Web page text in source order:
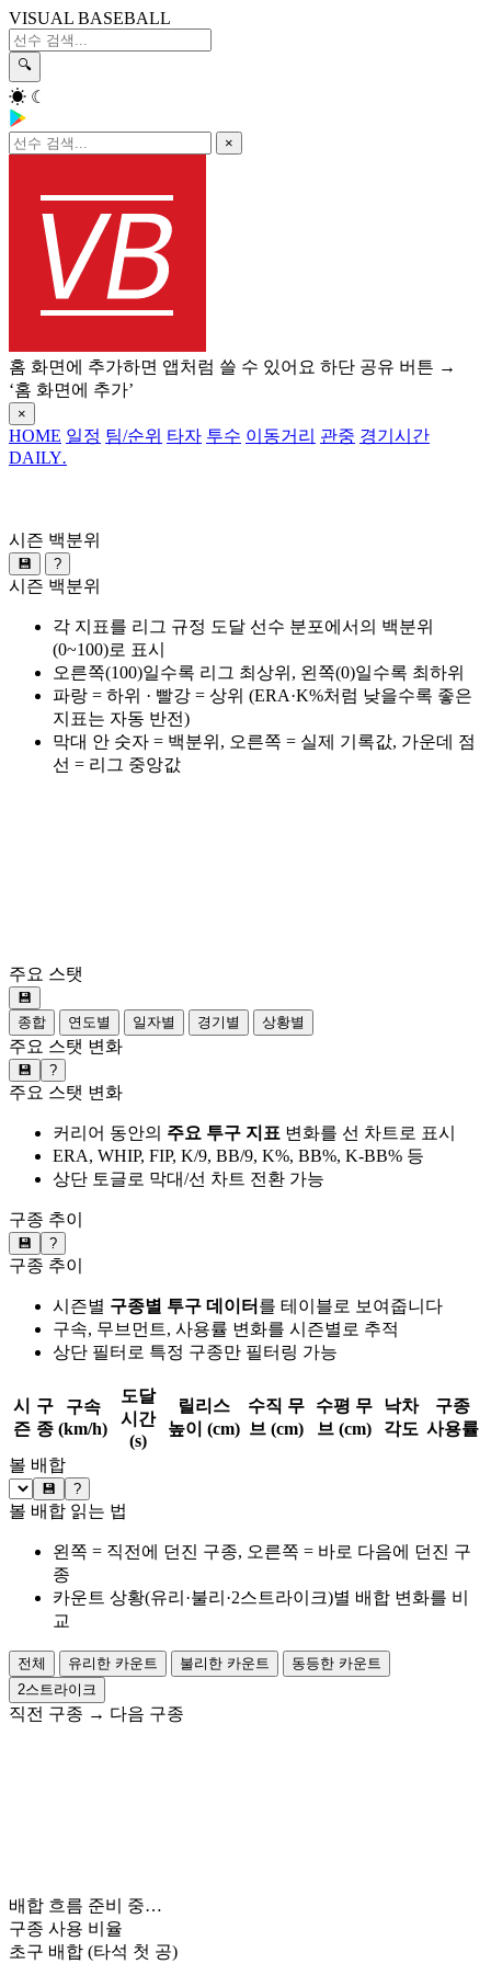
VISUAL BASEBALL
🔍
☀ ☾
×
홈 화면에 추가하면 앱처럼 쓸 수 있어요 하단 공유 버튼 →
‘홈 화면에 추가’
×
HOME 일정 팀/순위 타자 투수 이동거리 관중 경기시간
DAILY.
시즌 백분위
💾 ?
시즌 백분위
각 지표를 리그 규정 도달 선수 분포에서의 백분위
(0~100)로 표시
오른쪽(100)일수록 리그 최상위, 왼쪽(0)일수록 최하위
파랑 = 하위 · 빨강 = 상위 (ERA·K%처럼 낮을수록 좋은
지표는 자동 반전)
막대 안 숫자 = 백분위, 오른쪽 = 실제 기록값, 가운데 점
선 = 리그 중앙값
주요 스탯
💾
종합
연도별 일자별 경기별 상황별
주요 스탯 변화
💾 ?
주요 스탯 변화
커리어 동안의 주요 투구 지표 변화를 선 차트로 표시
ERA, WHIP, FIP, K/9, BB/9, K%, BB%, K-BB% 등
상단 토글로 막대/선 차트 전환 가능
구종 추이
💾 ?
구종 추이
시즌별 구종별 투구 데이터 를 테이블로 보여줍니다
구속, 무브먼트, 사용률 변화를 시즌별로 추적
상단 필터로 특정 구종만 필터링 가능
시
즌
구
종
구속
(km/h)
도달
시간
(s)
릴리스
높이 (cm)
수직 무
브 (cm)
수평 무
브 (cm)
낙차
각도
구종
사용률
볼 배합
💾 ?
볼 배합 읽는 법
왼쪽 = 직전에 던진 구종, 오른쪽 = 바로 다음에 던진 구
종
카운트 상황(유리·불리·2스트라이크)별 배합 변화를 비
교
전체 유리한 카운트 불리한 카운트
동등한 카운트
2스트라이크
직전 구종 → 다음 구종
배합 흐름 준비 중…
구종 사용 비율
초구 배합 (타석 첫 공)